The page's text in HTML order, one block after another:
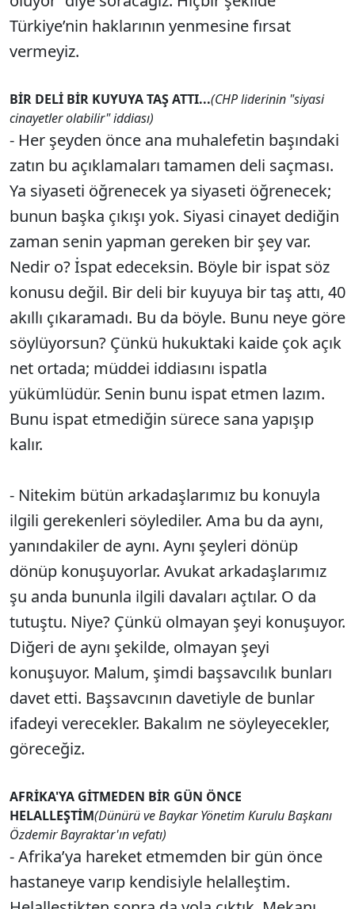
Türkiye’nin haklarının yenmesine fırsat
vermeyiz.
BİR DELİ BİR KUYUYA TAŞ ATTI...(CHP liderinin "siyasi
cinayetler olabilir" iddiası)
- Her şeyden önce ana muhalefetin başındaki
zatın bu açıklamaları tamamen deli saçması.
Ya siyaseti öğrenecek ya siyaseti öğrenecek;
bunun başka çıkışı yok. Siyasi cinayet dediğin
zaman senin yapman gereken bir şey var.
Nedir o? İspat edeceksin. Böyle bir ispat söz
konusu değil. Bir deli bir kuyuya bir taş attı, 40
akıllı çıkaramadı. Bu da böyle. Bunu neye göre
söylüyorsun? Çünkü hukuktaki kaide çok açık
net ortada; müddei iddiasını ispatla
yükümlüdür. Senin bunu ispat etmen lazım.
Bunu ispat etmediğin sürece sana yapışıp
kalır.
- Nitekim bütün arkadaşlarımız bu konuyla
ilgili gerekenleri söylediler. Ama bu da aynı,
yanındakiler de aynı. Aynı şeyleri dönüp
dönüp konuşuyorlar. Avukat arkadaşlarımız
şu anda bununla ilgili davaları açtılar. O da
tutuştu. Niye? Çünkü olmayan şeyi konuşuyor.
Diğeri de aynı şekilde, olmayan şeyi
konuşuyor. Malum, şimdi başsavcılık bunları
davet etti. Başsavcının davetiyle de bunlar
ifadeyi verecekler. Bakalım ne söyleyecekler,
göreceğiz.
AFRİKA'YA GİTMEDEN BİR GÜN ÖNCE
HELALLEŞTİM(Dünürü ve Baykar Yönetim Kurulu Başkanı
Özdemir Bayraktar'ın vefatı)
- Afrika’ya hareket etmemden bir gün önce
hastaneye varıp kendisiyle helalleştim.